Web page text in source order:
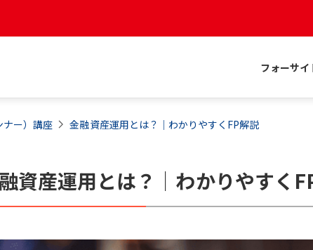
フォーサイ
ナー）講座 金融資産運用とは？｜わかりやすくFP解説
融資産運用とは？｜わかりやすく